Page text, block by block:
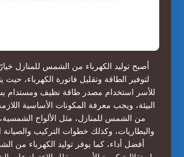
أصبح توليد الكهرباء من الشمس للمنازل
لتوفير الطاقة وتقليل فاتورة الكهرباء، حيث
للأسر استخدام مصدر طاقة نظيف ومستدام
البيئة، ويجب معرفة المكونات الأساسية اللازمة
من الشمس للمنازل، مثل الألواح
والبطاريات، وكذلك خطوات التركيب والصيانة
أفضل أداء، كما يوفر توليد الكهرباء من